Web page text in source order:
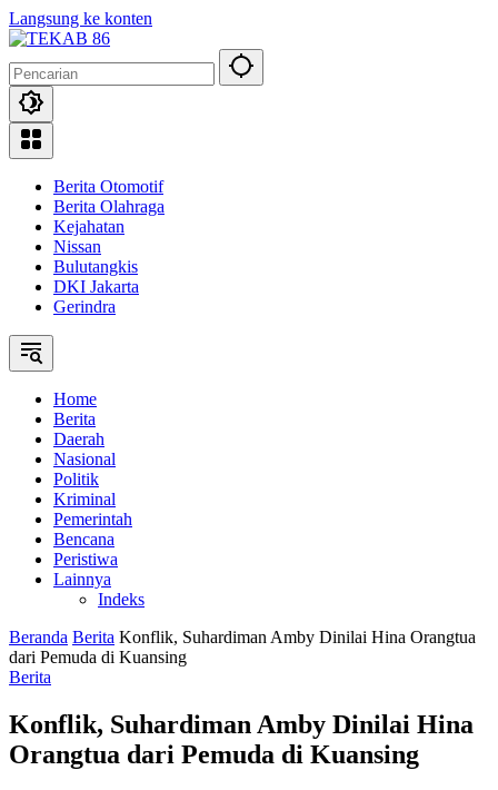
Langsung ke konten
Berita Otomotif
Berita Olahraga
Kejahatan
Nissan
Bulutangkis
DKI Jakarta
Gerindra
Home
Berita
Daerah
Nasional
Politik
Kriminal
Pemerintah
Bencana
Peristiwa
Lainnya
Indeks
Beranda Berita Konflik, Suhardiman Amby Dinilai Hina Orangtua
dari Pemuda di Kuansing
Berita
Konflik, Suhardiman Amby Dinilai Hina
Orangtua dari Pemuda di Kuansing